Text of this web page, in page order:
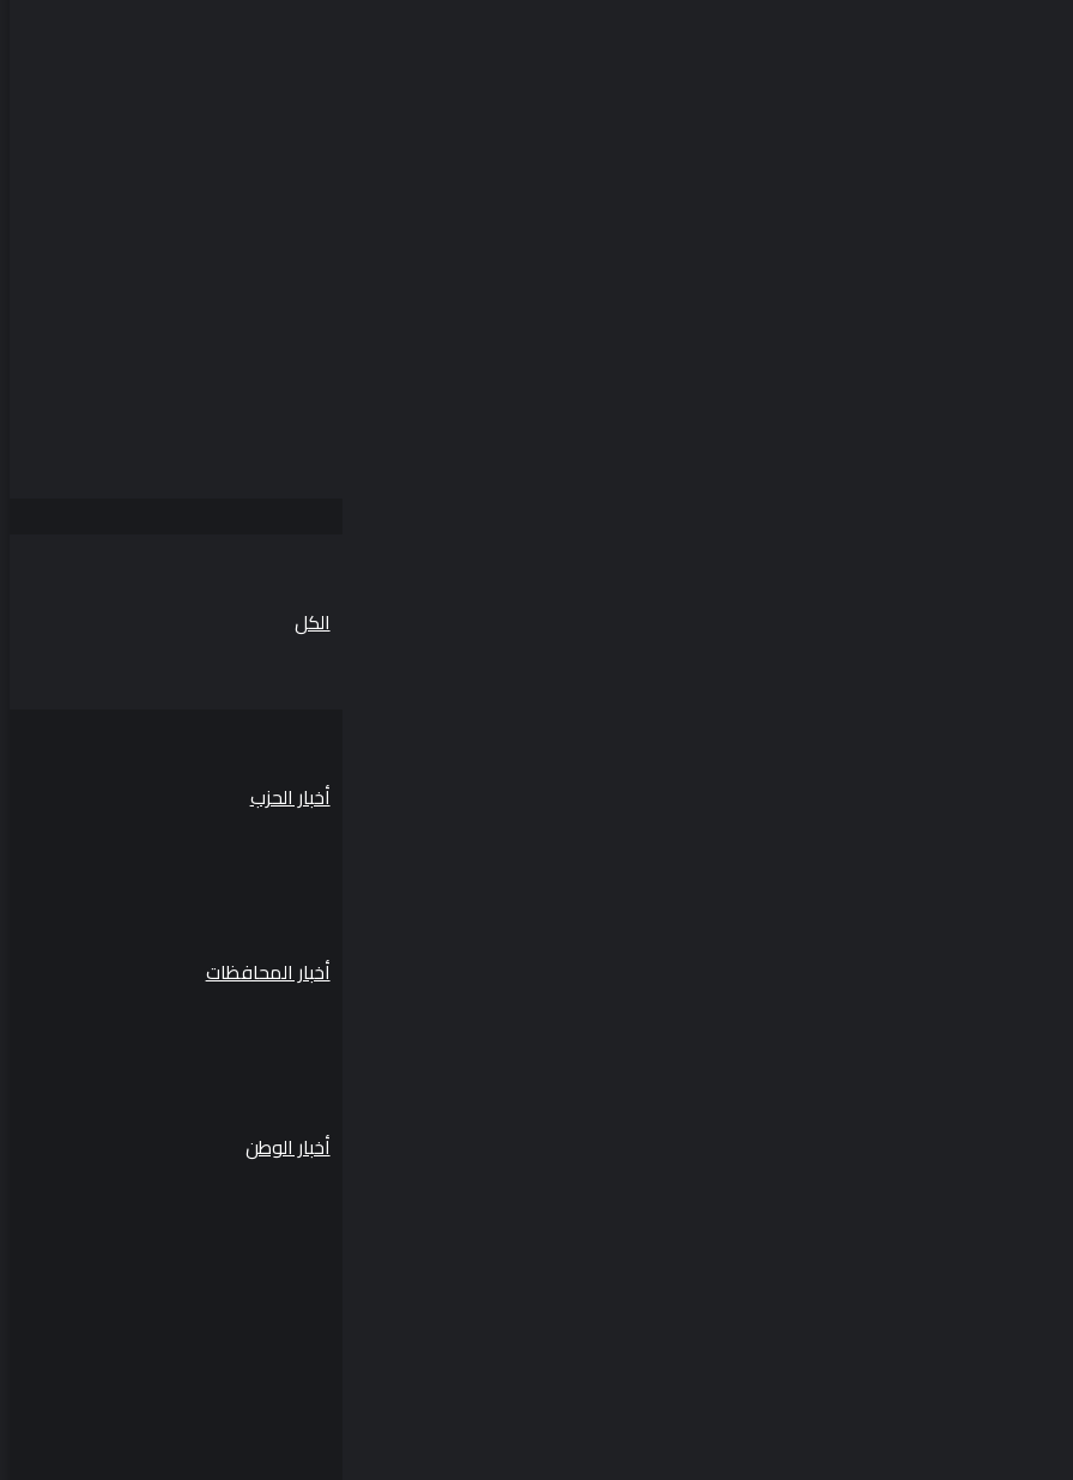
الكل
أخبار الحزب
أخبار المحافظات
أخبار الوطن